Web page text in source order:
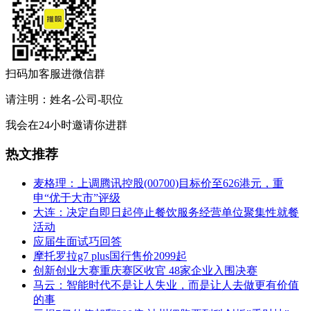
扫码加客服进微信群
请注明：姓名-公司-职位
我会在24小时邀请你进群
热文推荐
麦格理：上调腾讯控股(00700)目标价至626港元，重
申“优于大市”评级
大连：决定自即日起停止餐饮服务经营单位聚集性就餐
活动
应届生面试巧回答
摩托罗拉g7 plus国行售价2099起
创新创业大赛重庆赛区收官 48家企业入围决赛
马云：智能时代不是让人失业，而是让人去做更有价值
的事